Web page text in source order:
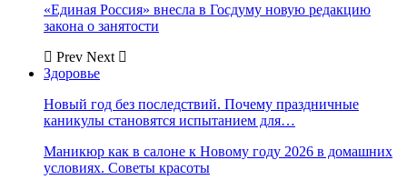
«Единая Россия» внесла в Госдуму новую редакцию
закона о занятости
Prev Next
Здоровье
Новый год без последствий. Почему праздничные
каникулы становятся испытанием для…
Маникюр как в салоне к Новому году 2026 в домашних
условиях. Советы красоты